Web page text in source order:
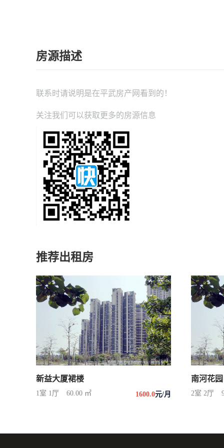
房源描述
联系时请说明是在平武房产网 看到的！
关注我们可以获取更多的房源信息
推荐出租房
新益大厦裙楼
1室 1厅 60.00 ㎡ 1600.0元/月
南河花园
2室 2厅